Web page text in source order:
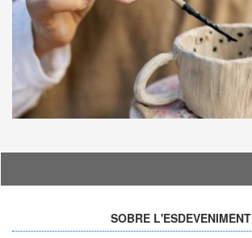
SOBRE L'ESDEVENIMENT